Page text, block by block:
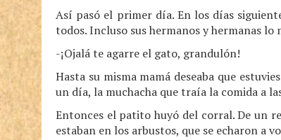
Así pasó el primer día. En los días
todos. Incluso sus hermanos y hermanas
-¡Ojalá te agarre el gato, grandulón!
Hasta su misma mamá deseaba que
un día, la muchacha que traía la comida a
Entonces el patito huyó del corral. De un
estaban en los arbustos, que se echaron a